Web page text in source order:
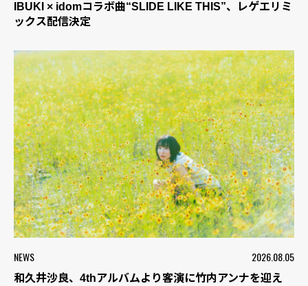
IBUKI × idomコラボ曲“SLIDE LIKE THIS”、レゲエリミ
ックス配信決定
NEWS 2026.08.05
和久井沙良、4thアルバムより客演に竹内アンナを迎え